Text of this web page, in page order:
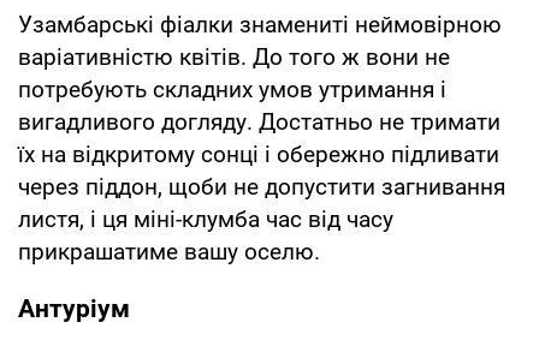
Узамбарські фіалки знамениті неймовірною
варіативністю квітів. До того ж вони не
потребують складних умов утримання і
вигадливого догляду. Достатньо не тримати
їх на відкритому сонці і обережно підливати
через піддон, щоби не допустити загнивання
листя, і ця міні-клумба час від часу
прикрашатиме вашу оселю.
Антуріум